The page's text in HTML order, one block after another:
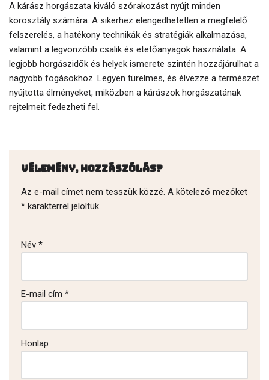
A kárász horgászata kiváló szórakozást nyújt minden
korosztály számára. A sikerhez elengedhetetlen a megfelelő
felszerelés, a hatékony technikák és stratégiák alkalmazása,
valamint a legvonzóbb csalik és etetőanyagok használata. A
legjobb horgászidők és helyek ismerete szintén hozzájárulhat a
nagyobb fogásokhoz. Legyen türelmes, és élvezze a természet
nyújtotta élményeket, miközben a kárászok horgászatának
rejtelmeit fedezheti fel.
Vélemény, hozzászólás?
Az e-mail címet nem tesszük közzé. A kötelező mezőket
* karakterrel jelöltük
Név *
E-mail cím *
Honlap